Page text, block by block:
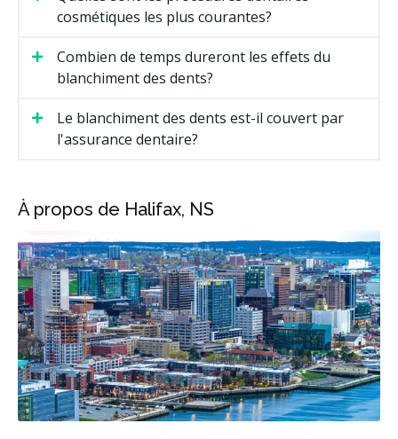
cosmétiques les plus courantes?
Combien de temps dureront les effets du
blanchiment des dents?
Le blanchiment des dents est-il couvert par
l'assurance dentaire?
À propos de Halifax, NS